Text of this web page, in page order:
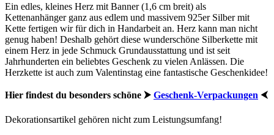
Ein edles, kleines Herz mit Banner (1,6 cm breit) als
Kettenanhänger ganz aus edlem und massivem 925er Silber mit
Kette fertigen wir für dich in Handarbeit an. Herz kann man nicht
genug haben! Deshalb gehört diese wunderschöne Silberkette mit
einem Herz in jede Schmuck Grundausstattung und ist seit
Jahrhunderten ein beliebtes Geschenk zu vielen Anlässen. Die
Herzkette ist auch zum Valentinstag eine fantastische Geschenkidee!
Hier findest du besonders schöne ⮞ Geschenk-Verpackungen ⮜
Dekorationsartikel gehören nicht zum Leistungsumfang!